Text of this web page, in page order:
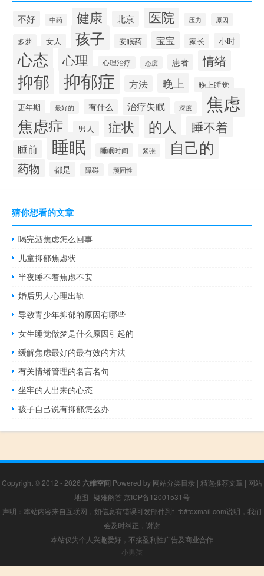
不好 中药 健康 北京 医院 压力 原因
多梦 女人 孩子 安眠药 宝宝 家长 小时
心态 心理 心理治疗 态度 患者 情绪
抑郁 抑郁症 方法 晚上
晚上睡觉
更年期
最好的 有什么 治疗失眠 深度 焦虑
焦虑症 男人 症状 的人 睡不着
睡前 睡眠 睡眠时间 紧张 自己的
药物 都是 障碍 顽固性
猜你想看的文章
喝完酒焦虑怎么回事
儿童抑郁焦虑状
半夜睡不着焦虑不安
婚后男人心理出轨
导致青少年抑郁的原因有哪些
女生睡觉做梦是什么原因引起的
缓解焦虑最好的最有效的方法
有关情绪管理的名言名句
坐牢的人出来的心态
孩子自己说有抑郁怎么办
Copyright © 2012 - 2026 六维空间 Powered by 网站分类目录 | 精选推荐文章 | 网站
地图 | 疑难解答 京ICP备12001531号
声明：本站内容来自互联网，如信息有错误可发邮件到f_fb#foxmail.com说明，我们
会及时纠正，谢谢
本站仅为个人兴趣爱好，不接盈利性广告及商业合作
小男孩